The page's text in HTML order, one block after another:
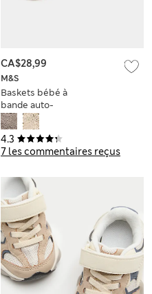
4.3
7 les commentaires reçus
M&S
Baskets bébé à
bande auto-
agrippante (jusqu’au
18 mois)
CA$28,99